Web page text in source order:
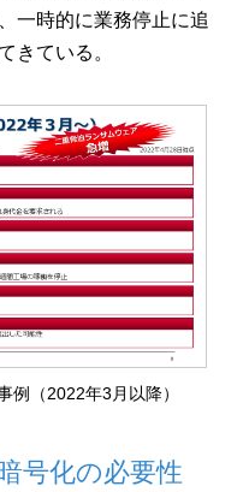
一時的に業務停止に追
きている。
例（2022年3月以降）
号化の必要性